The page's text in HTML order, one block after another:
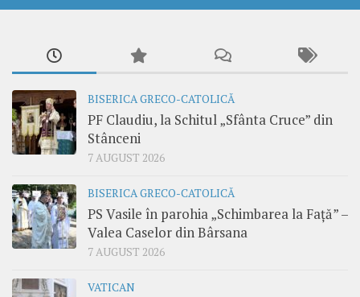
BISERICA GRECO-CATOLICĂ
PF Claudiu, la Schitul „Sfânta Cruce” din
Stânceni
7 AUGUST 2026
BISERICA GRECO-CATOLICĂ
PS Vasile în parohia „Schimbarea la Față” –
Valea Caselor din Bârsana
7 AUGUST 2026
VATICAN